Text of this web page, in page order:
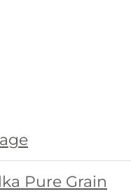
Pure Grain